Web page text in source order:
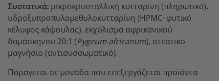
Συστατικά: μικροκρυσταλλική κυτταρίνη (πληρωτικό),
υδροξυπροπυλομεθυλοκυτταρίνη (HPMC· φυτικό
κέλυφος κάψουλας), εκχύλισμα αφρικανικού
δαμάσκηνου 20:1 (Pygeum africanum), στεατικό
μαγνήσιο (αντισυσσωματικό).
Παραγεται σε μονάδα που επεξεργάζεται προϊόντα